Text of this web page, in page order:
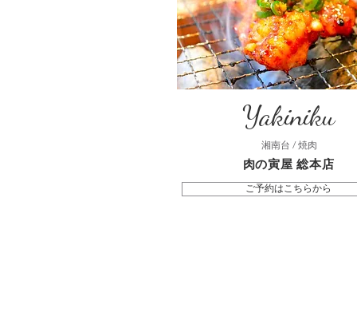
Yakiniku
湘南台 / 焼肉
肉の寅屋 総本店
ご予約はこちらから